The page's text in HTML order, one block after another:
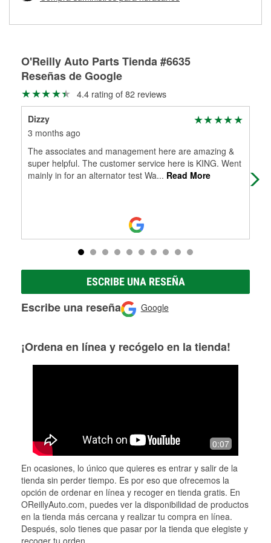
partes de reemplazo correctas para tu reparación.
O'Reilly Auto Parts Tienda #6635
Reseñas de Google
4.4 rating of 82 reviews
Dizzy
3 months ago
The associates and management here are amazing &
super helpful. The customer service here is KING. Went
mainly in for an alternator test Wa... Read More
ESCRIBE UNA RESEÑA
Escribe una reseña Google
¡Ordena en línea y recógelo en la tienda!
0:07
En ocasiones, lo único que quieres es entrar y salir de la
tienda sin perder tiempo. Es por eso que ofrecemos la
opción de ordenar en línea y recoger en tienda gratis. En
OReillyAuto.com, puedes ver la disponibilidad de productos
en la tienda más cercana y realizar tu compra en línea.
Después, solo tienes que pasar por la tienda que elegiste y
recoger tu orden.